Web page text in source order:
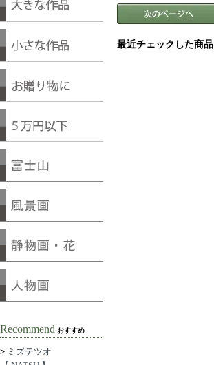
最近チェックした商品
Recommend おすすめ
> ミズテツオ